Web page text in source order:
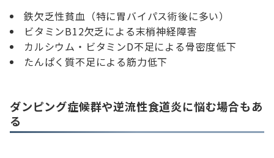
鉄欠乏性貧血（特に胃バイパス術後に多い）
ビタミンB12欠乏による末梢神経障害
カルシウム・ビタミンD不足による骨密度低下
たんぱく質不足による筋力低下
ダンピング症候群や逆流性食道炎に悩む場合もあ
る